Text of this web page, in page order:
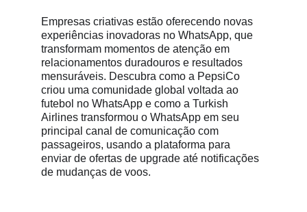
Empresas criativas estão oferecendo novas
experiências inovadoras no WhatsApp, que
transformam momentos de atenção em
relacionamentos duradouros e resultados
mensuráveis. Descubra como a PepsiCo
criou uma comunidade global voltada ao
futebol no WhatsApp e como a Turkish
Airlines transformou o WhatsApp em seu
principal canal de comunicação com
passageiros, usando a plataforma para
enviar de ofertas de upgrade até notificações
de mudanças de voos.